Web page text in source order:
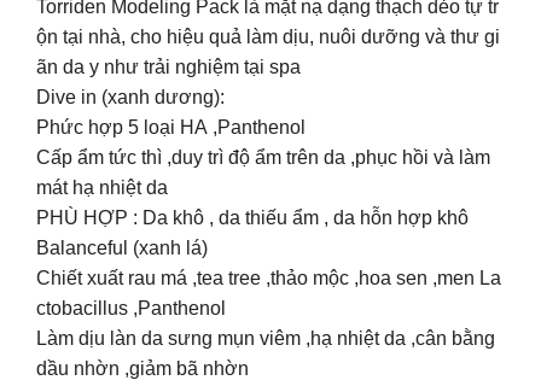
Torriden Modeling Pack là mặt nạ dạng thạch dẻo tự tr
ộn tại nhà, cho hiệu quả làm dịu, nuôi dưỡng và thư gi
ãn da y như trải nghiệm tại spa
Dive in (xanh dương):
Phức hợp 5 loại HA ,Panthenol
Cấp ẩm tức thì ,duy trì độ ẩm trên da ,phục hồi và làm
mát hạ nhiệt da
PHÙ HỢP : Da khô , da thiếu ẩm , da hỗn hợp khô
Balanceful (xanh lá)
Chiết xuất rau má ,tea tree ,thảo mộc ,hoa sen ,men La
ctobacillus ,Panthenol
Làm dịu làn da sưng mụn viêm ,hạ nhiệt da ,cân bằng
dầu nhờn ,giảm bã nhờn